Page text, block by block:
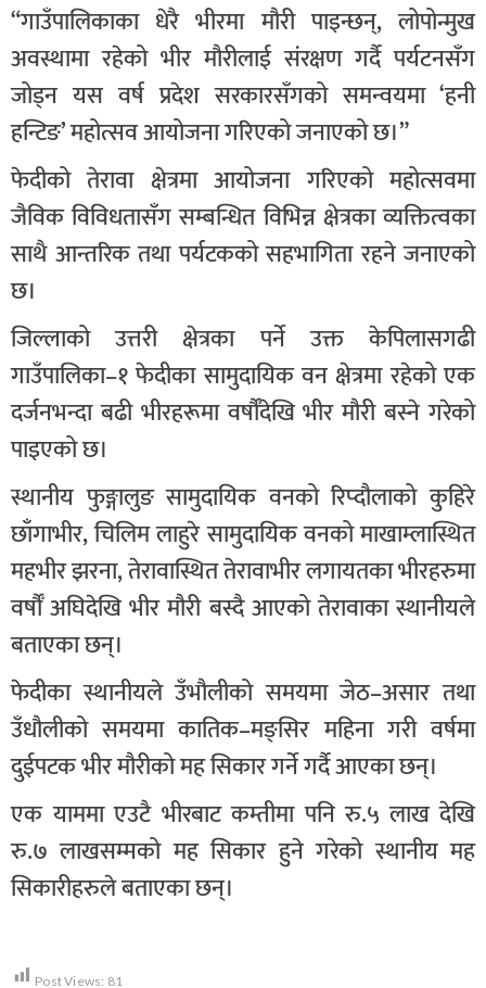
“गाउँपालिकाका धेरै भीरमा मौरी पाइन्छन्, लोपोन्मुख
अवस्थामा रहेको भीर मौरीलाई संरक्षण गर्दै पर्यटनसँग
जोड्न यस वर्ष प्रदेश सरकारसँगको समन्वयमा ‘हनी
हन्टिङ’ महोत्सव आयोजना गरिएको जनाएको छ।”
फेदीको तेरावा क्षेत्रमा आयोजना गरिएको महोत्सवमा
जैविक विविधतासँग सम्बन्धित विभिन्न क्षेत्रका व्यक्तित्वका
साथै आन्तरिक तथा पर्यटकको सहभागिता रहने जनाएको
छ।
जिल्लाको उत्तरी क्षेत्रका पर्ने उक्त केपिलासगढी
गाउँपालिका–१ फेदीका सामुदायिक वन क्षेत्रमा रहेको एक
दर्जनभन्दा बढी भीरहरूमा वर्षौँदेखि भीर मौरी बस्ने गरेको
पाइएको छ।
स्थानीय फुङ्गालुङ सामुदायिक वनको रिप्दौलाको कुहिरे
छाँगाभीर, चिलिम लाहुरे सामुदायिक वनको माखाम्लास्थित
महभीर झरना, तेरावास्थित तेरावाभीर लगायतका भीरहरुमा
वर्षौँ अघिदेखि भीर मौरी बस्दै आएको तेरावाका स्थानीयले
बताएका छन्।
फेदीका स्थानीयले उँभौलीको समयमा जेठ–असार तथा
उँधौलीको समयमा कातिक–मङ्सिर महिना गरी वर्षमा
दुईपटक भीर मौरीको मह सिकार गर्ने गर्दै आएका छन्।
एक याममा एउटै भीरबाट कम्तीमा पनि रु.५ लाख देखि
रु.७ लाखसम्मको मह सिकार हुने गरेको स्थानीय मह
सिकारीहरुले बताएका छन्।
Post Views: 81